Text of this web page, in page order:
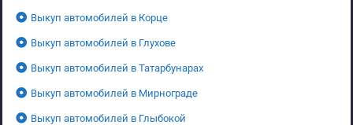
Выкуп автомобилей в Корце
Выкуп автомобилей в Глухове
Выкуп автомобилей в Татарбунарах
Выкуп автомобилей в Мирнограде
Выкуп автомобилей в Глыбокой